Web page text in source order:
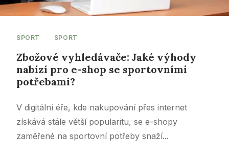
SPORT · SPORT
Zbožové vyhledávače: Jaké výhody
nabízí pro e-shop se sportovními
potřebami?
V digitální éře, kde nakupování přes internet
získává stále větší popularitu, se e-shopy
zaměřené na sportovní potřeby snaží...